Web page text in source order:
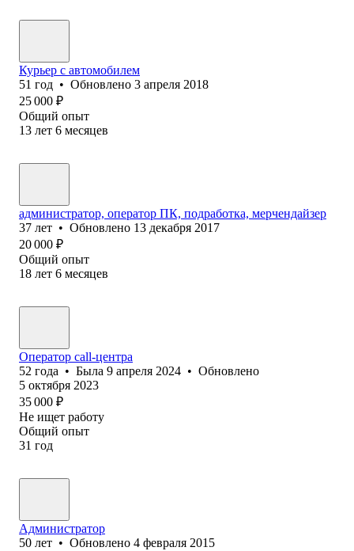
Курьер с автомобилем
51 год • Обновлено 3 апреля 2018
25 000 ₽
Общий опыт
13 лет 6 месяцев
администратор, оператор ПК, подработка, мерчендайзер
37 лет • Обновлено 13 декабря 2017
20 000 ₽
Общий опыт
18 лет 6 месяцев
Оператор call-центра
52 года • Была 9 апреля 2024 • Обновлено
5 октября 2023
35 000 ₽
Не ищет работу
Общий опыт
31 год
Администратор
50 лет • Обновлено 4 февраля 2015